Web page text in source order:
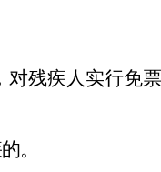
残疾人实行免
。